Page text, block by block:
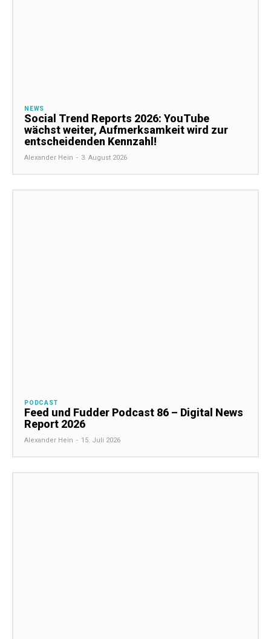
NEWS
Social Trend Reports 2026: YouTube
wächst weiter, Aufmerksamkeit wird zur
entscheidenden Kennzahl!
Alexander Hein - 3. August 2026
PODCAST
Feed und Fudder Podcast 86 – Digital News
Report 2026
Alexander Hein - 15. Juli 2026